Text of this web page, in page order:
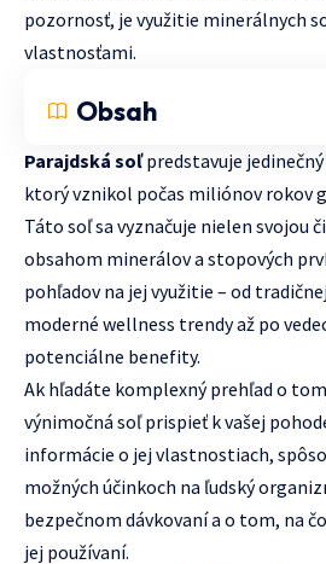
pozornosť, je využitie minerálnych
vlastnosťami.
Obsah
Parajdská soľpredstavuje
ktorý vznikol počas miliónov rokov
Táto soľ sa vyznačuje nielen svojou
obsahom minerálov a stopových
pohľadov na jej využitie – od
moderné wellness trendy až po
potenciálne benefity.
Ak hľadáte komplexný prehľad o
výnimočná soľ prispieť k vašej
informácie o jej vlastnostiach,
možných účinkoch na ľudský
bezpečnom dávkovaní a o tom, na
jej používaní.